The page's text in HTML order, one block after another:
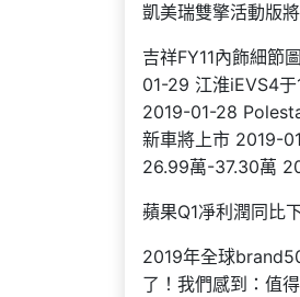
凱美瑞雙擎活動版
吉祥FY11內飾細節
01-29 江淮iEVS4
2019-01-28
新車將上市 2019-
26.99萬-37.30萬
蘋果Q1凈利潤同比
2019年全球
了！我們感到：值